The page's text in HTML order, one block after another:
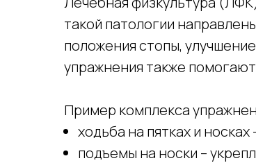
такой патологии
положения стопы,
упражнения также
Пример комплекса
ходьба на пятках и
подъемы на носки –